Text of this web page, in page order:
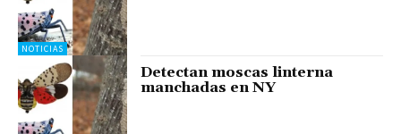
NOTICIAS
Detectan moscas linterna
manchadas en NY